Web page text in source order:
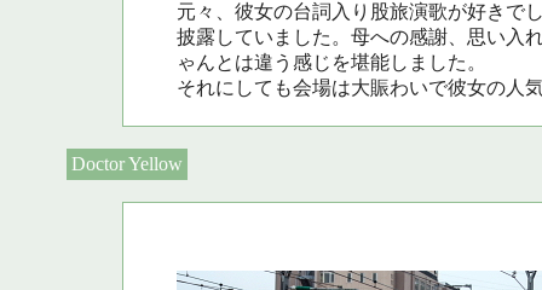
元々、彼女の台詞入り股旅演歌が好きで
披露していました。母への感謝、思い入
ゃんとは違う感じを堪能しました。
それにしても会場は大賑わいで彼女の人
Doctor Yellow